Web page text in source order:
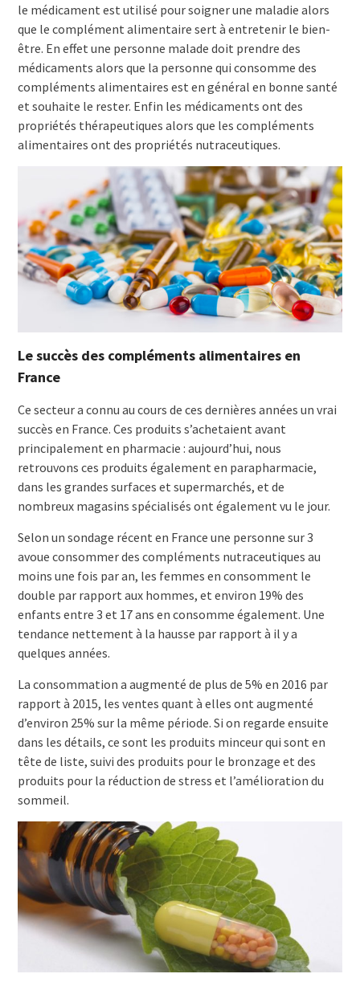
le médicament est utilisé pour soigner une maladie alors
que le complément alimentaire sert à entretenir le bien-
être. En effet une personne malade doit prendre des
médicaments alors que la personne qui consomme des
compléments alimentaires est en général en bonne santé
et souhaite le rester. Enfin les médicaments ont des
propriétés thérapeutiques alors que les compléments
alimentaires ont des propriétés nutraceutiques.
Le succès des compléments alimentaires en
France
Ce secteur a connu au cours de ces dernières années un vrai
succès en France. Ces produits s’achetaient avant
principalement en pharmacie : aujourd’hui, nous
retrouvons ces produits également en parapharmacie,
dans les grandes surfaces et supermarchés, et de
nombreux magasins spécialisés ont également vu le jour.
Selon un sondage récent en France une personne sur 3
avoue consommer des compléments nutraceutiques au
moins une fois par an, les femmes en consomment le
double par rapport aux hommes, et environ 19% des
enfants entre 3 et 17 ans en consomme également. Une
tendance nettement à la hausse par rapport à il y a
quelques années.
La consommation a augmenté de plus de 5% en 2016 par
rapport à 2015, les ventes quant à elles ont augmenté
d’environ 25% sur la même période. Si on regarde ensuite
dans les détails, ce sont les produits minceur qui sont en
tête de liste, suivi des produits pour le bronzage et des
produits pour la réduction de stress et l’amélioration du
sommeil.